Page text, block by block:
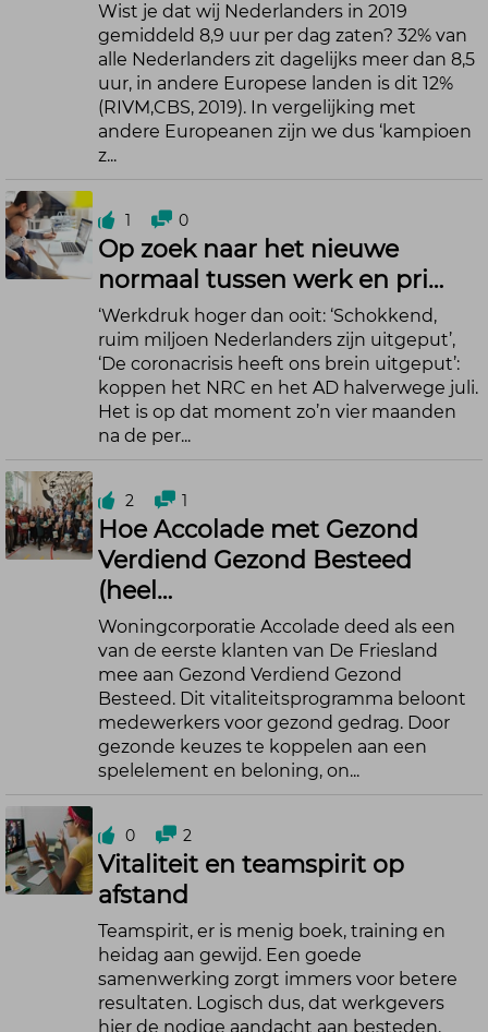
Wist je dat wij Nederlanders in 2019
gemiddeld 8,9 uur per dag zaten? 32% van
alle Nederlanders zit dagelijks meer dan 8,5
uur, in andere Europese landen is dit 12%
(RIVM,CBS, 2019). In vergelijking met
andere Europeanen zijn we dus ‘kampioen
z...
1 0
Op zoek naar het nieuwe
normaal tussen werk en pri…
‘Werkdruk hoger dan ooit: ‘Schokkend,
ruim miljoen Nederlanders zijn uitgeput’,
‘De coronacrisis heeft ons brein uitgeput’:
koppen het NRC en het AD halverwege juli.
Het is op dat moment zo’n vier maanden
na de per...
2 1
Hoe Accolade met Gezond
Verdiend Gezond Besteed
(heel…
Woningcorporatie Accolade deed als een
van de eerste klanten van De Friesland
mee aan Gezond Verdiend Gezond
Besteed. Dit vitaliteitsprogramma beloont
medewerkers voor gezond gedrag. Door
gezonde keuzes te koppelen aan een
spelelement en beloning, on...
0 2
Vitaliteit en teamspirit op
afstand
Teamspirit, er is menig boek, training en
heidag aan gewijd. Een goede
samenwerking zorgt immers voor betere
resultaten. Logisch dus, dat werkgevers
hier de nodige aandacht aan besteden.